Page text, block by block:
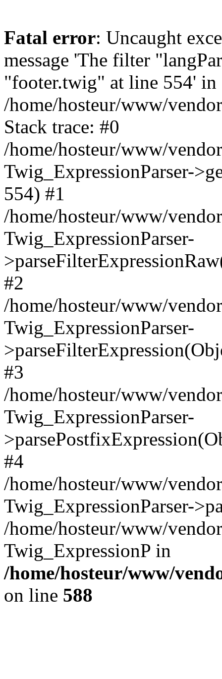
Fatal error: Uncaught
message 'The filter
"footer.twig" at line 554' in
/home/hosteur/www/
Stack trace: #0
/home/hosteur/www/
Twig_ExpressionParser-
554) #1
/home/hosteur/www/
Twig_ExpressionParser-
#2
/home/hosteur/www/
Twig_ExpressionParser-
#3
/home/hosteur/www/
Twig_ExpressionParser-
#4
/home/hosteur/www/
Twig_ExpressionParser-
/home/hosteur/www/
Twig_ExpressionP in
/home/hosteur/www/
on line 588